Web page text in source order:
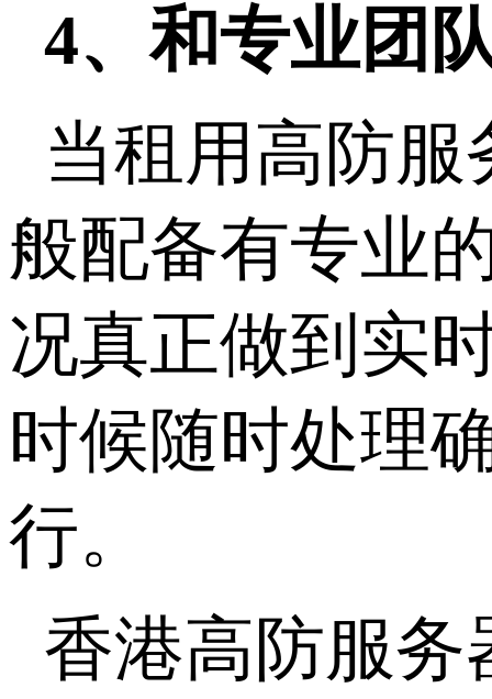
4、和专业团
当租用高防
般配备有专业
况真正做到实
时候随时处理
行。
香港高防服务